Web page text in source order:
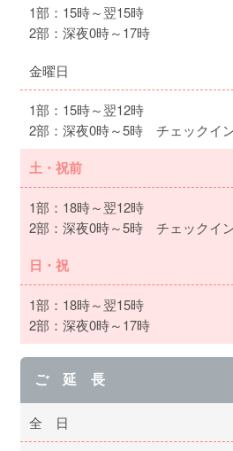
1部：15時～翌15時
2部：深夜0時～17時
金曜日
1部：15時～翌12時
2部：深夜0時～5時 チェックイ
土・祝前
1部：18時～翌12時
2部：深夜0時～5時 チェックイ
日・祝
1部：18時～翌15時
2部：深夜0時～17時
ご 延 長
全 日